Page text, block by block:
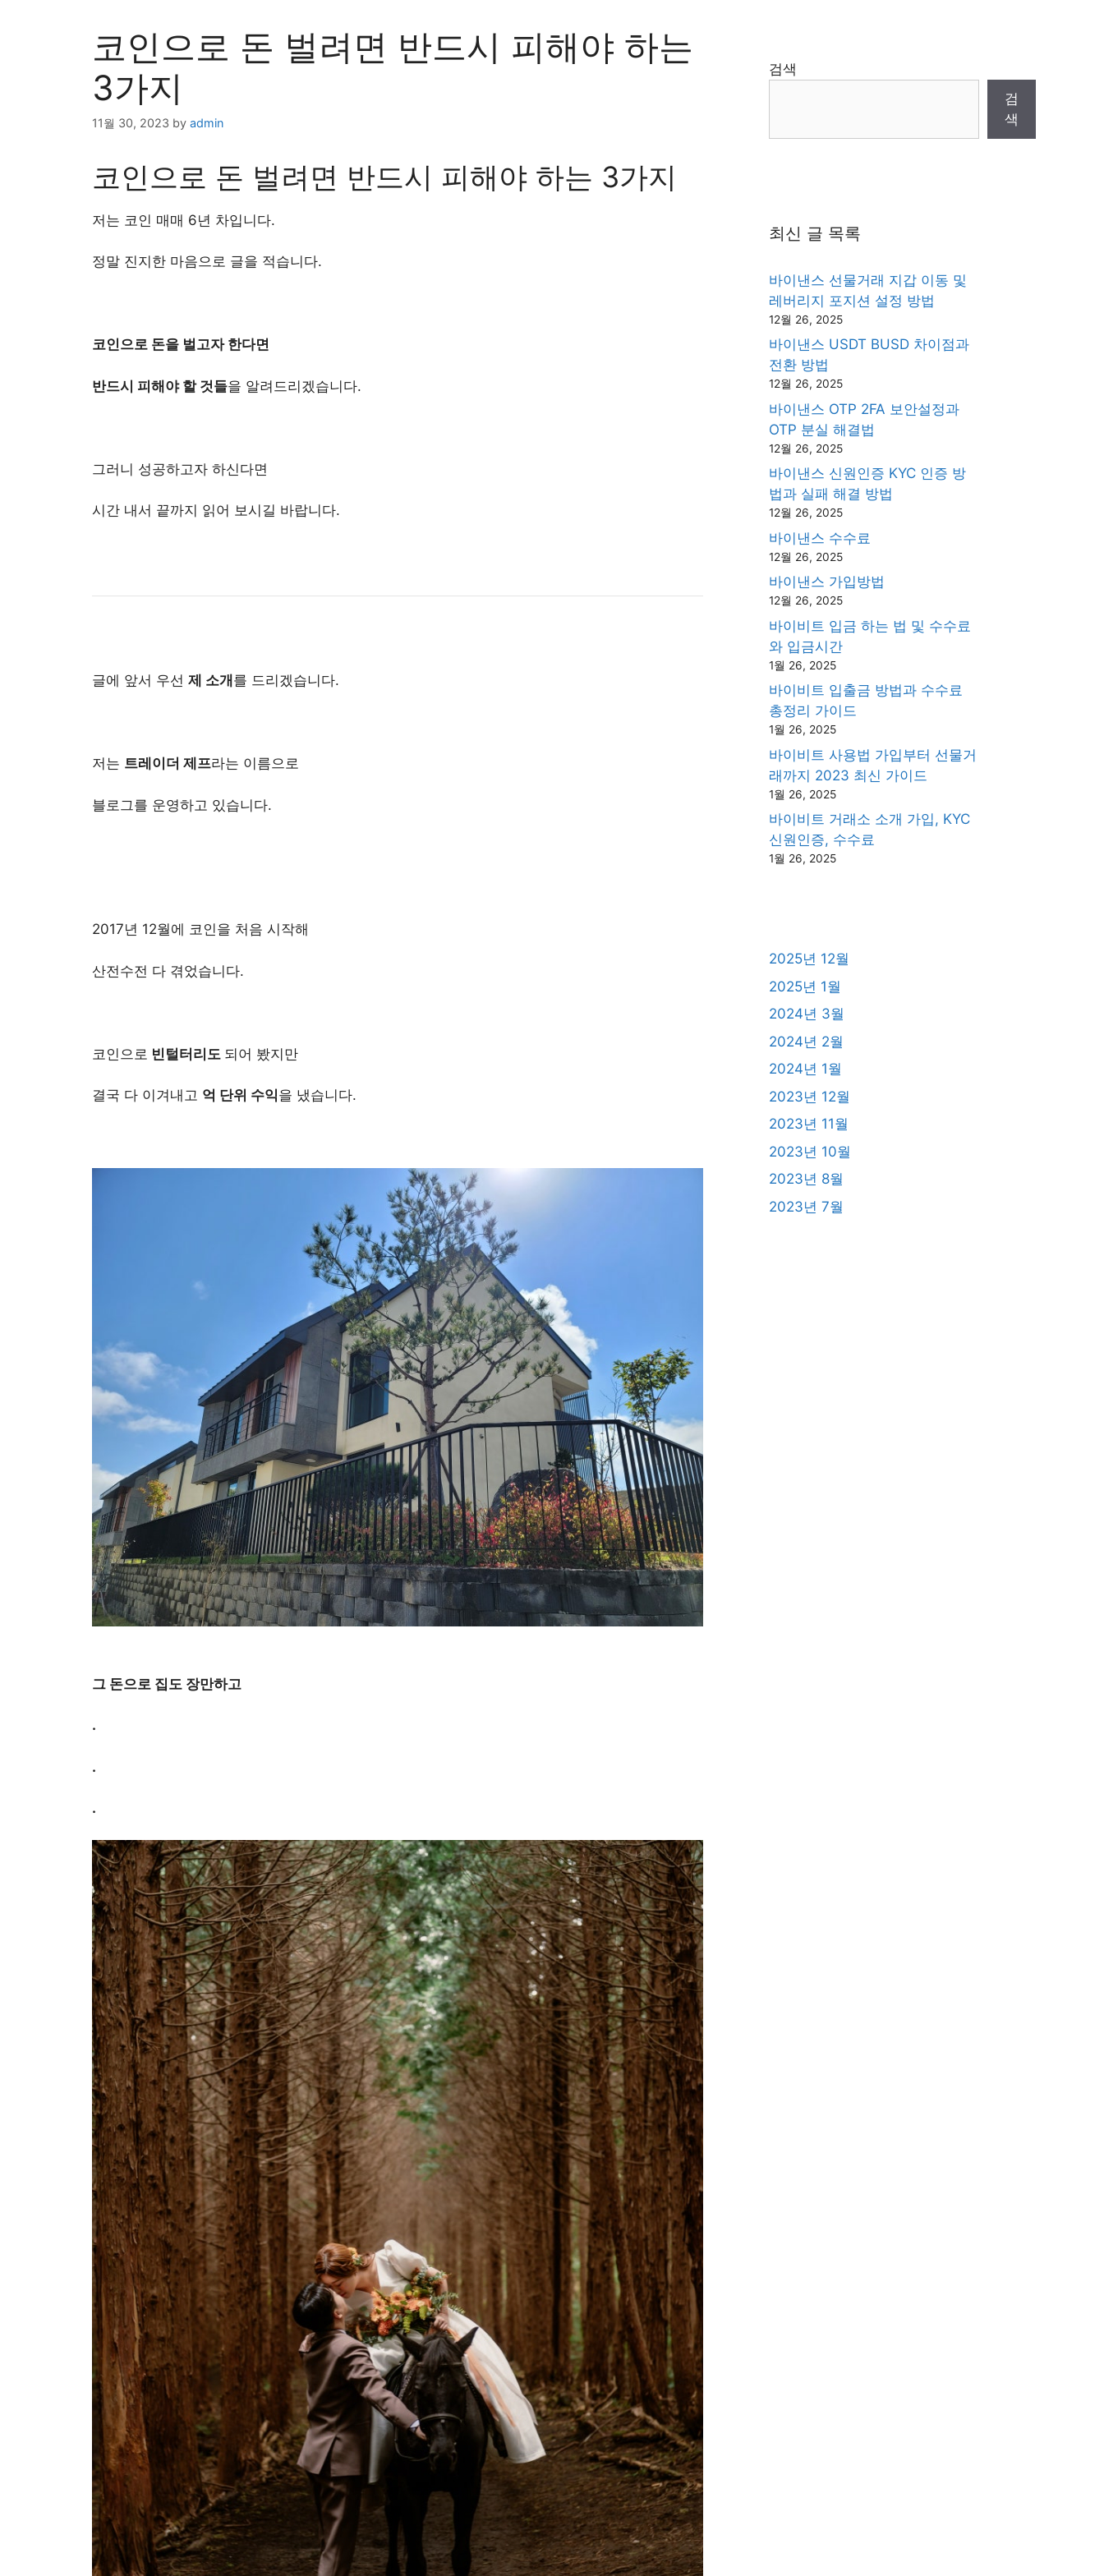
코인으로 돈 벌려면 반드시 피해야 하는
3가지
11월 30, 2023 by admin
​코인으로 돈 벌려면 반드시 피해야 하는 3가지
저는 코인 매매 6년 차입니다.
정말 진지한 마음으로 글을 적습니다.
코인으로 돈을 벌고자 한다면
반드시 피해야 할 것들을 알려드리겠습니다.
그러니 성공하고자 하신다면
시간 내서 끝까지 읽어 보시길 바랍니다.
글에 앞서 우선 제 소개 를 드리겠습니다.
저는 트레이더 제프라는 이름으로
블로그를 운영하고 있습니다.
2017년 12월에 코인을 처음 시작해
산전수전 다 겪었습니다.
코인으로 빈털터리도 되어 봤지만
결국 다 이겨내고 억 단위 수익을 냈습니다.
그 돈으로 집도 장만하고
.
.
.
검색
검
색
최신 글 목록
바이낸스 선물거래 지갑 이동 및
레버리지 포지션 설정 방법
12월 26, 2025
바이낸스 USDT BUSD 차이점과
전환 방법
12월 26, 2025
바이낸스 OTP 2FA 보안설정과
OTP 분실 해결법
12월 26, 2025
바이낸스 신원인증 KYC 인증 방
법과 실패 해결 방법
12월 26, 2025
바이낸스 수수료
12월 26, 2025
바이낸스 가입방법
12월 26, 2025
바이비트 입금 하는 법 및 수수료
와 입금시간
1월 26, 2025
바이비트 입출금 방법과 수수료
총정리 가이드
1월 26, 2025
바이비트 사용법 가입부터 선물거
래까지 2023 최신 가이드
1월 26, 2025
바이비트 거래소 소개 가입, KYC
신원인증, 수수료
1월 26, 2025
2025년 12월
2025년 1월
2024년 3월
2024년 2월
2024년 1월
2023년 12월
2023년 11월
2023년 10월
2023년 8월
2023년 7월